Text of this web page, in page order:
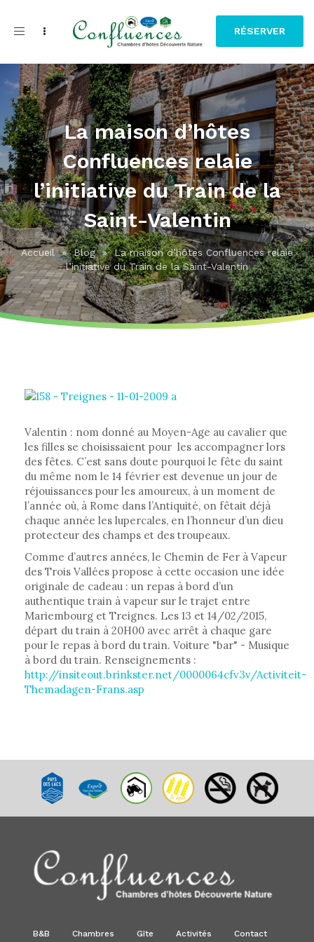
Toggle
RÉSERVER
La maison d’hôtes
Confluences relaie
l’initiative du Train de la
Saint-Valentin
Accueil»Blog»La maison d’hôtes Confluences relaie
l’initiative du Train de la Saint-Valentin
Valentin : nom donné au Moyen-Age au cavalier que
les filles se choisissaient pour les accompagner lors
des fêtes. C’est sans doute pourquoi le fête du saint
du même nom le 14 février est devenue un jour de
réjouissances pour les amoureux, à un moment de
l’année où, à Rome dans l’Antiquité, on fêtait déjà
chaque année les lupercales, en l’honneur d’un dieu
protecteur des champs et des troupeaux.
Comme d’autres années, le Chemin de Fer à Vapeur
des Trois Vallées propose à cette occasion une idée
originale de cadeau : un repas à bord d’un
authentique train à vapeur sur le trajet entre
Mariembourg et Treignes. Les 13 et 14/02/2015,
départ du train à 20H00 avec arrêt à chaque gare
pour le repas à bord du train. Voiture "bar" - Musique
à bord du train. Renseignements :
http://insiteout.brinkster.net/0000064cfv3v/Activiteit-
Themadagen-Frans.asp
B&B Chambres Gîte Activités
Contact